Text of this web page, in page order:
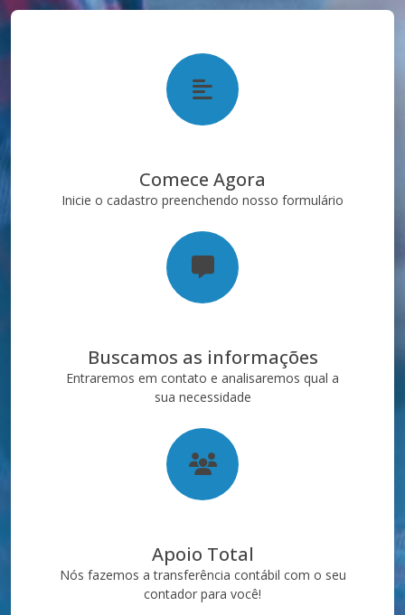
Comece Agora
Inicie o cadastro preenchendo nosso formulário
Buscamos as informações
Entraremos em contato e analisaremos qual a
sua necessidade
Apoio Total
Nós fazemos a transferência contábil com o seu
contador para você!